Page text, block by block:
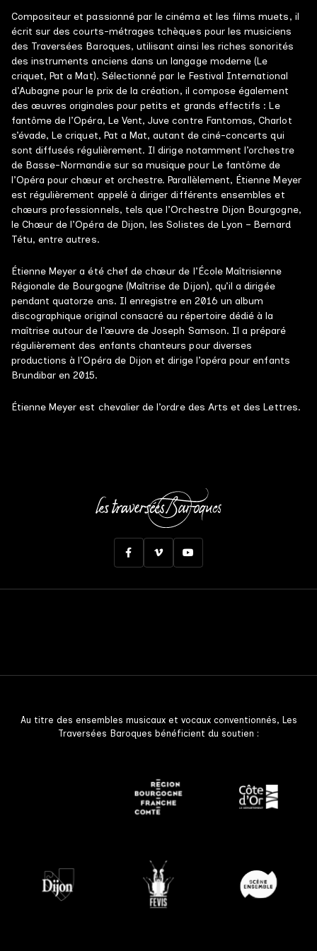
Compositeur et passionné par le cinéma et les films muets, il
écrit sur des courts-métrages tchèques pour les musiciens
des Traversées Baroques, utilisant ainsi les riches sonorités
des instruments anciens dans un langage moderne (Le
criquet, Pat a Mat). Sélectionné par le Festival International
d’Aubagne pour le prix de la création, il compose également
des œuvres originales pour petits et grands effectifs : Le
fantôme de l’Opéra, Le Vent, Juve contre Fantomas, Charlot
s’évade, Le criquet, Pat a Mat, autant de ciné-concerts qui
sont diffusés régulièrement. Il dirige notamment l’orchestre
de Basse-Normandie sur sa musique pour Le fantôme de
l’Opéra pour chœur et orchestre. Parallèlement, Étienne Meyer
est régulièrement appelé à diriger différents ensembles et
chœurs professionnels, tels que l’Orchestre Dijon Bourgogne,
le Chœur de l’Opéra de Dijon, les Solistes de Lyon – Bernard
Tétu, entre autres.
Étienne Meyer a été chef de chœur de l’École Maîtrisienne
Régionale de Bourgogne (Maîtrise de Dijon), qu’il a dirigée
pendant quatorze ans. Il enregistre en 2016 un album
discographique original consacré au répertoire dédié à la
maîtrise autour de l’œuvre de Joseph Samson. Il a préparé
régulièrement des enfants chanteurs pour diverses
productions à l’Opéra de Dijon et dirige l’opéra pour enfants
Brundibar en 2015.
Étienne Meyer est chevalier de l’ordre des Arts et des Lettres.
Au titre des ensembles musicaux et vocaux conventionnés, Les
Traversées Baroques bénéficient du soutien :